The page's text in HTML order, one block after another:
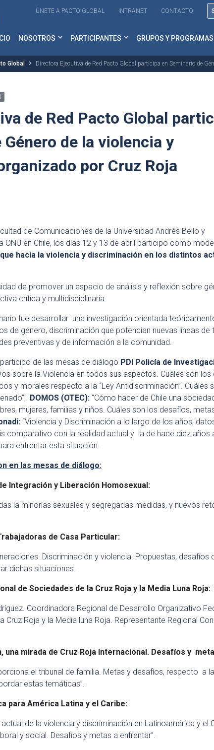
ÚNETE A PACTO GLOBAL INTRANET CONTACTO
NOSOTROS PARTICIPANTES GRUPOS Y PROGRAMAS
Global Directora Ejecutiva de Red Pacto Global participa en Seminario de
de Red Pacto Global
de la violencia y
por Cruz Roja
de Comunicaciones de la Universidad Andrés Bello y
ONU en Chile, los días 12 y 13 de abril participo como
hacia la violencia y discriminación en los distintos
de promover un espacio de análisis y reflexión sobre
crítica y multidisciplinaria.
fue desarrollar una investigación orientada
de género, discriminación que potencian nuevas líneas de
preventivas y de información a la comunidad.
de las mesas de diálogo PDI Policía de
sobre la Violencia en todos sus aspectos. Cuáles son los
y morales respecto a la “Ley Antidiscriminación”. Cuáles
DOMOS (OTEC): “Cómo hacer de Chile una
mujeres, familias y niños. Cuáles son los desafíos,
“Violencia y Discriminación a lo largo de los años,
comparativo con la realidad actual y la de hace diez años
enfrentar esta situación.
en las mesas de diálogo:
Integración y Liberación Homosexual:
la minorías sexuales y segregadas medidas, y nuevos
de Casa Particular:
Discriminación y violencia. Propuestas, desafíos
dichas situaciones.
de Sociedades de la Cruz Roja y la Media Luna Roja:
Coordinadora Regional de Desarrollo Organizativo
Roja y la Media luna Roja. Representante Regional
una mirada de Cruz Roja Internacional. Desafíos y
el tribunal de familia. Metas y desafíos, respecto a
estas temáticas”.
para América Latina y el Caribe:
de la violencia y discriminación en Latinoamérica y el
y social. Desafíos y metas a enfrentar”.